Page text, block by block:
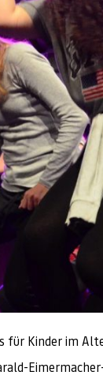
für Kinder im